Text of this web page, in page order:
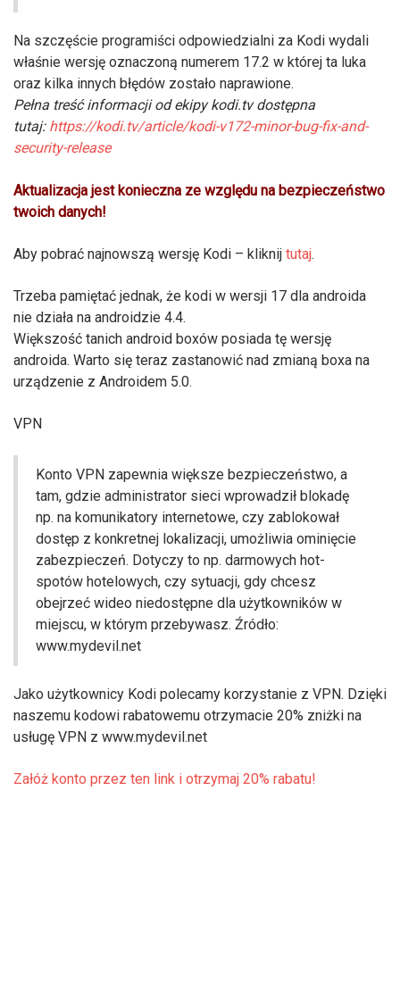
Na szczęście programiści odpowiedzialni za Kodi wydali
właśnie wersję oznaczoną numerem 17.2 w której ta luka
oraz kilka innych błędów zostało naprawione.
Pełna treść informacji od ekipy kodi.tv dostępna
tutaj: https://kodi.tv/article/kodi-v172-minor-bug-fix-and-
security-release
Aktualizacja jest konieczna ze względu na bezpieczeństwo
twoich danych!
Aby pobrać najnowszą wersję Kodi – kliknij tutaj.
Trzeba pamiętać jednak, że kodi w wersji 17 dla androida
nie działa na androidzie 4.4.
Większość tanich android boxów posiada tę wersję
androida. Warto się teraz zastanowić nad zmianą boxa na
urządzenie z Androidem 5.0.
VPN
Konto VPN zapewnia większe bezpieczeństwo, a
tam, gdzie administrator sieci wprowadził blokadę
np. na komunikatory internetowe, czy zablokował
dostęp z konkretnej lokalizacji, umożliwia ominięcie
zabezpieczeń. Dotyczy to np. darmowych hot-
spotów hotelowych, czy sytuacji, gdy chcesz
obejrzeć wideo niedostępne dla użytkowników w
miejscu, w którym przebywasz. Źródło:
www.mydevil.net
Jako użytkownicy Kodi polecamy korzystanie z VPN. Dzięki
naszemu kodowi rabatowemu otrzymacie 20% zniżki na
usługę VPN z www.mydevil.net
Załóż konto przez ten link i otrzymaj 20% rabatu!